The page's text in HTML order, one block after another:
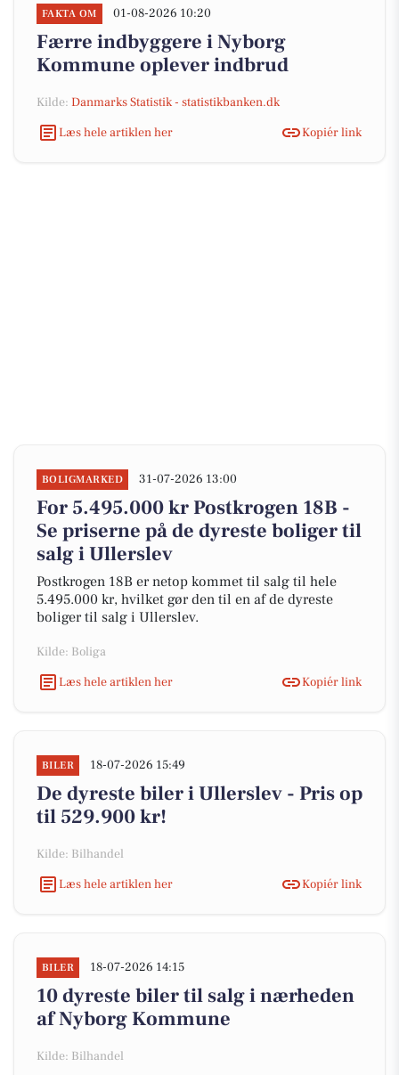
FAKTA OM 01-08-2026 10:20
Færre indbyggere i Nyborg
Kommune oplever indbrud
Kilde: Danmarks Statistik - statistikbanken.dk
Læs hele artiklen her
Kopiér link
BOLIGMARKED 31-07-2026 13:00
For 5.495.000 kr Postkrogen 18B -
Se priserne på de dyreste boliger til
salg i Ullerslev
Postkrogen 18B er netop kommet til salg til hele
5.495.000 kr, hvilket gør den til en af de dyreste
boliger til salg i Ullerslev.
Kilde: Boliga
Læs hele artiklen her
Kopiér link
BILER 18-07-2026 15:49
De dyreste biler i Ullerslev - Pris op
til 529.900 kr!
Kilde: Bilhandel
Læs hele artiklen her
Kopiér link
BILER 18-07-2026 14:15
10 dyreste biler til salg i nærheden
af Nyborg Kommune
Kilde: Bilhandel